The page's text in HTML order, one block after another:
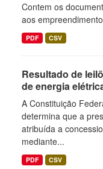
Contem os
aos
PDF CSV
Resultado de
de energia
A Constituição
determina que a
atribuída a
mediante...
PDF CSV